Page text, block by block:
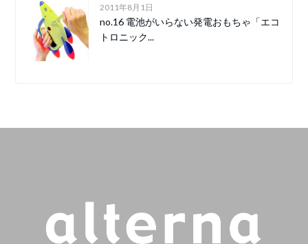
2011年8月1日
no.16 電池がいらない発電おもちゃ「エコ
トロニック...